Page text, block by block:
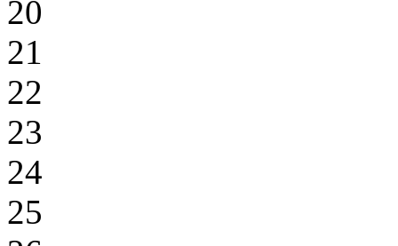
20
21
22
23
24
25